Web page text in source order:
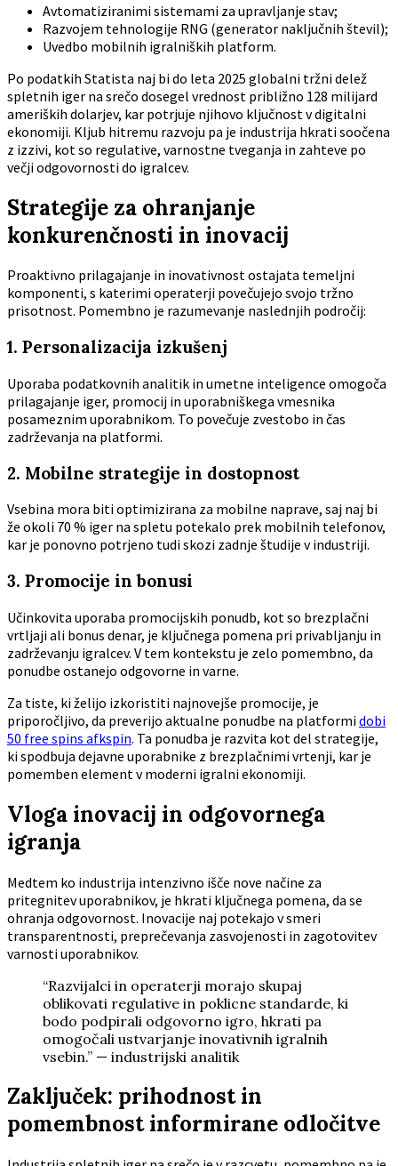
Avtomatiziranimi sistemami za upravljanje stav;
Razvojem tehnologije RNG (generator naključnih števil);
Uvedbo mobilnih igralniških platform.
Po podatkih Statista naj bi do leta 2025 globalni tržni delež
spletnih iger na srečo dosegel vrednost približno 128 milijard
ameriških dolarjev, kar potrjuje njihovo ključnost v digitalni
ekonomiji. Kljub hitremu razvoju pa je industrija hkrati soočena
z izzivi, kot so regulative, varnostne tveganja in zahteve po
večji odgovornosti do igralcev.
Strategije za ohranjanje
konkurenčnosti in inovacij
Proaktivno prilagajanje in inovativnost ostajata temeljni
komponenti, s katerimi operaterji povečujejo svojo tržno
prisotnost. Pomembno je razumevanje naslednjih področij:
1. Personalizacija izkušenj
Uporaba podatkovnih analitik in umetne inteligence omogoča
prilagajanje iger, promocij in uporabniškega vmesnika
posameznim uporabnikom. To povečuje zvestobo in čas
zadrževanja na platformi.
2. Mobilne strategije in dostopnost
Vsebina mora biti optimizirana za mobilne naprave, saj naj bi
že okoli 70 % iger na spletu potekalo prek mobilnih telefonov,
kar je ponovno potrjeno tudi skozi zadnje študije v industriji.
3. Promocije in bonusi
Učinkovita uporaba promocijskih ponudb, kot so brezplačni
vrtljaji ali bonus denar, je ključnega pomena pri privabljanju in
zadrževanju igralcev. V tem kontekstu je zelo pomembno, da
ponudbe ostanejo odgovorne in varne.
Za tiste, ki želijo izkoristiti najnovejše promocije, je
priporočljivo, da preverijo aktualne ponudbe na platformidobi
50 free spins afkspin. Ta ponudba je razvita kot del strategije,
ki spodbuja dejavne uporabnike z brezplačnimi vrtenji, kar je
pomemben element v moderni igralni ekonomiji.
Vloga inovacij in odgovornega
igranja
Medtem ko industrija intenzivno išče nove načine za
pritegnitev uporabnikov, je hkrati ključnega pomena, da se
ohranja odgovornost. Inovacije naj potekajo v smeri
transparentnosti, preprečevanja zasvojenosti in zagotovitev
varnosti uporabnikov.
“Razvijalci in operaterji morajo skupaj
oblikovati regulative in poklicne standarde, ki
bodo podpirali odgovorno igro, hkrati pa
omogočali ustvarjanje inovativnih igralnih
vsebin.” — industrijski analitik
Zaključek: prihodnost in
pomembnost informirane odločitve